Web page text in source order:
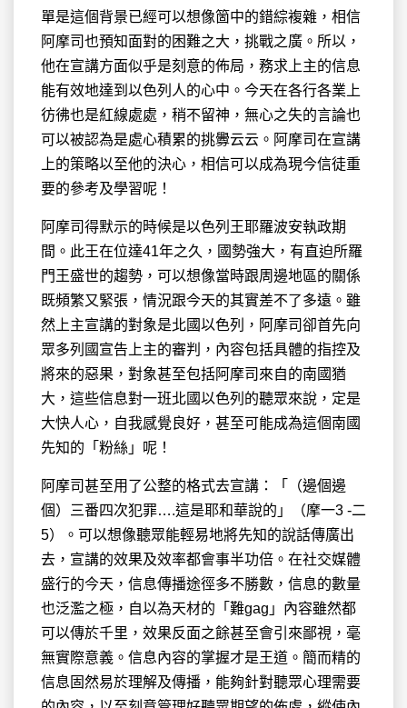
單是這個背景已經可以想像箇中的錯綜複雜，相信
阿摩司也預知面對的困難之大，挑戰之廣。所以，
他在宣講方面似乎是刻意的佈局，務求上主的信息
能有效地達到以色列人的心中。今天在各行各業上
彷彿也是紅線處處，稍不留神，無心之失的言論也
可以被認為是處心積累的挑釁云云。阿摩司在宣講
上的策略以至他的決心，相信可以成為現今信徒重
要的參考及學習呢！
阿摩司得默示的時候是以色列王耶羅波安執政期
間。此王在位達41年之久，國勢強大，有直迫所羅
門王盛世的趨勢，可以想像當時跟周邊地區的關係
既頻繁又緊張，情況跟今天的其實差不了多遠。雖
然上主宣講的對象是北國以色列，阿摩司卻首先向
眾多列國宣告上主的審判，內容包括具體的指控及
將來的惡果，對象甚至包括阿摩司來自的南國猶
大，這些信息對一班北國以色列的聽眾來說，定是
大快人心，自我感覺良好，甚至可能成為這個南國
先知的「粉絲」呢！
阿摩司甚至用了公整的格式去宣講：「（邊個邊
個）三番四次犯罪….這是耶和華說的」（摩一3 -二
5）。可以想像聽眾能輕易地將先知的說話傳廣出
去，宣講的效果及效率都會事半功倍。在社交媒體
盛行的今天，信息傳播途徑多不勝數，信息的數量
也泛濫之極，自以為天材的「難gag」內容雖然都
可以傳於千里，效果反面之餘甚至會引來鄙視，毫
無實際意義。信息內容的掌握才是王道。簡而精的
信息固然易於理解及傳播，能夠針對聽眾心理需要